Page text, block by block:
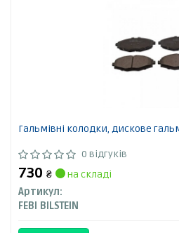
Гальмівні колодки, дискове
0 відгуків
730 ₴
на складі
Артикул:
FEBI BILSTEIN